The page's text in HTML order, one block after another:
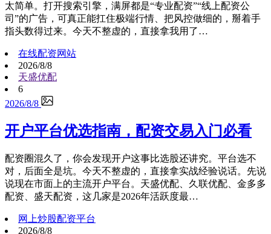
太简单。打开搜索引擎，满屏都是“专业配资”“线上配资公
司”的广告，可真正能扛住极端行情、把风控做细的，掰着手
指头数得过来。今天不整虚的，直接拿我用了…
在线配资网站
2026/8/8
天盛优配
6
2026/8/8
开户平台优选指南，配资交易入门必看
配资圈混久了，你会发现开户这事比选股还讲究。平台选不
对，后面全是坑。今天不整虚的，直接拿实战经验说话。先说
说现在市面上的主流开户平台。天盛优配、久联优配、金多多
配资、盛天配资，这几家是2026年活跃度最…
网上炒股配资平台
2026/8/8